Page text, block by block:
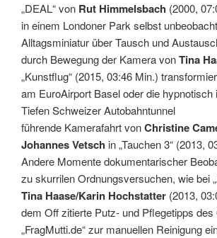
„DEAL“ von Rut Himmelsbach (2000,
in einem Londoner Park selbst
Alltagsminiatur über Tausch und
durch Bewegung der Kamera vonTina
„Kunstflug“ (2015, 03:46 Min.)
am EuroAirport Basel oder die hypnotisch
Tiefen Schweizer Autobahntunnel
führende Kamerafahrt vonChristine
Johannes Vetsch in „Tauchen 3“ (2013,
Andere Momente dokumentarischer
zu skurrilen Ordnungsversuchen, wie bei
Tina Haase/Karin Hochstatter (2013,
dem Off zitierte Putz- und Pflegetipps des
„FragMutti.de“ zur manuellen Reinigung